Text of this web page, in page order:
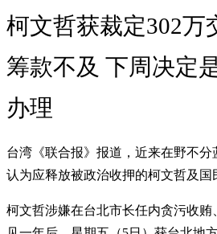
柯文哲获裁定302万
筹款不及 下周决定
办理
台湾《联合报》报道，近来在野不分
认为应释放被政治收押的柯文哲及国
柯文哲涉嫌在台北市长任内贪污收